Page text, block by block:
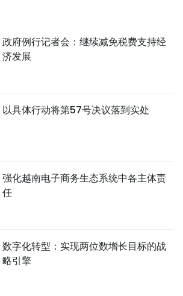
政府例行记者会：继续减免税费支持经
济发展
以具体行动将第57号决议落到实处
强化越南电子商务生态系统中各主体责
任
数字化转型：实现两位数增长目标的战
略引擎